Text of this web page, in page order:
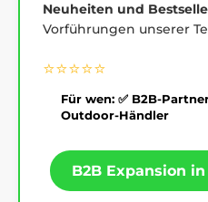
Neuheiten und
Vorführungen unserer
⭐⭐⭐⭐⭐
Für wen: ✅ B2B-
Outdoor-Händler
B2B Expansion